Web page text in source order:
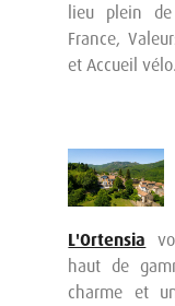
lieu plein
France,
et Accueil vélo.
L'Ortensia
haut de
charme et